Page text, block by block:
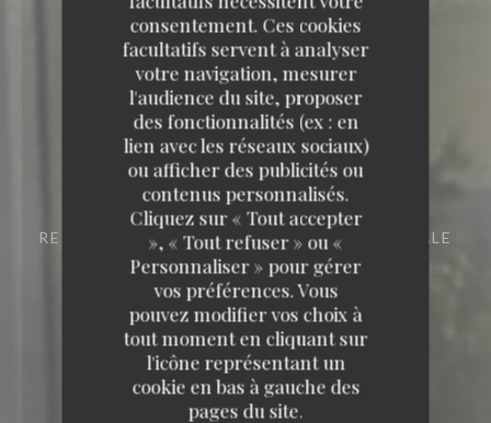
consentement. Ces cookies
facultatifs servent à analyser
votre navigation, mesurer
l'audience du site, proposer
des fonctionnalités (ex : en
lien avec les réseaux sociaux)
ou afficher des publicités ou
contenus personnalisés.
Cliquez sur « Tout accepter
», « Tout refuser » ou «
Personnaliser » pour gérer
vos préférences. Vous
pouvez modifier vos choix à
tout moment en cliquant sur
l'icône représentant un
cookie en bas à gauche des
pages du site.
L'Estival
RESTAURANT D'AMBIANCE
RUE PRINCIPALE
62179 AUDINGHEN
L'Estival